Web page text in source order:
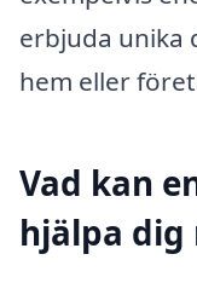
erbjuda unika
hem eller
Vad kan
hjälpa dig